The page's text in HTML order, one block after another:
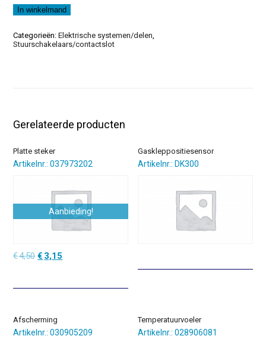
€56,20.€39,34.
Schakelaar
aantal
In winkelmand
Categorieën:Elektrische systemen/delen,
Stuurschakelaars/contactslot
Gerelateerde producten
Platte steker
Artikelnr.: 037973202
Aanbieding!
€4,50Oorspronkelijke
€4,50.
€ 3,15
€3,15.
Gaskleppositiesensor
Artikelnr.: DK300
Afscherming
Artikelnr.: 030905209
Temperatuurvoeler
Artikelnr.: 028906081